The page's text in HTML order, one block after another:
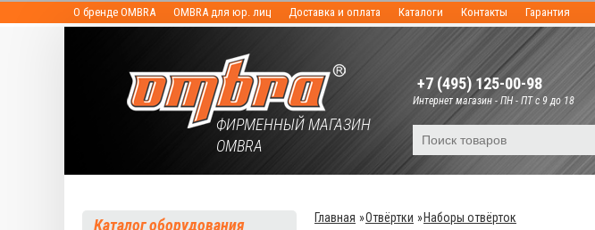
О бренде OMBRA OMBRA для юр. лиц Доставка и оплата Каталоги Контакты Гарантия
ФИРМЕННЫЙ МАГАЗИН
OMBRA
+7 (495) 125-00-98
Интернет магазин - ПН - ПТ с 9 до 18
Каталог оборудования Главная »Отвёртки »Наборы отвёрток